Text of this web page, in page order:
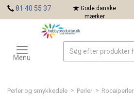
Perler og smykkedele > Perler > Rocaiperler
81 40 55 37
Gode danske
mærker
Toggle
navigation
Menu
Mærker